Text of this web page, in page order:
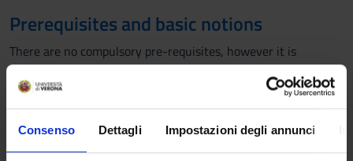
Consenso Dettagli Impostazioni degli annunci
Prerequisites and basic notions
There are no compulsory pre-requisites, however it is
recommended to have already taken the mathematics and
statistics exams.
Program
1. Financial assets under conditions of certainty